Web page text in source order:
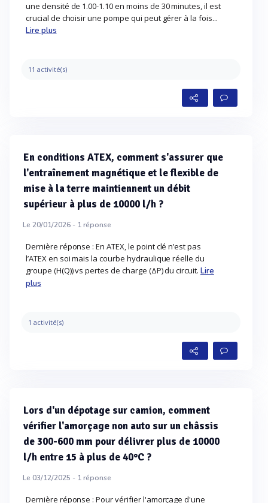
une densité de 1.00-1.10 en moins de 30 minutes, il est
crucial de choisir une pompe qui peut gérer à la fois...
Lire plus
11 activité(s)
En conditions ATEX, comment s'assurer que
l'entraînement magnétique et le flexible de
mise à la terre maintiennent un débit
supérieur à plus de 10000 l/h ?
Le 20/01/2026 - 1réponse
Dernière réponse : En ATEX, le point clé n’est pas
l’ATEX en soi mais la courbe hydraulique réelle du
groupe (H(Q)) vs pertes de charge (ΔP) du circuit.Lire
plus
1 activité(s)
Lors d'un dépotage sur camion, comment
vérifier l'amorçage non auto sur un châssis
de 300-600 mm pour délivrer plus de 10000
l/h entre 15 à plus de 40°C ?
Le 03/12/2025 - 1réponse
Dernière réponse : Pour vérifier l'amorçage d'une